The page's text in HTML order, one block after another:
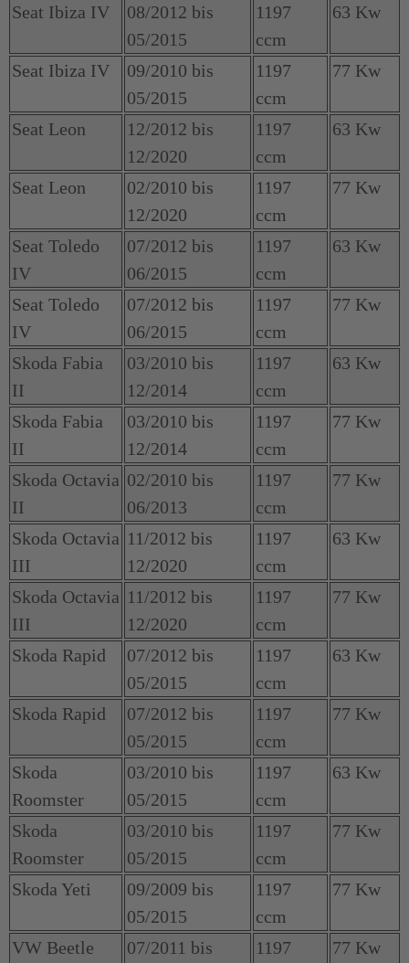
Seat Ibiza IV
08/2012 bis
05/2015
1197
ccm
63 Kw
Seat Ibiza IV
09/2010 bis
05/2015
1197
ccm
77 Kw
Seat Leon
12/2012 bis
12/2020
1197
ccm
63 Kw
Seat Leon
02/2010 bis
12/2020
1197
ccm
77 Kw
Seat Toledo
IV
07/2012 bis
06/2015
1197
ccm
63 Kw
Seat Toledo
IV
07/2012 bis
06/2015
1197
ccm
77 Kw
Skoda Fabia
II
03/2010 bis
12/2014
1197
ccm
63 Kw
Skoda Fabia
II
03/2010 bis
12/2014
1197
ccm
77 Kw
Skoda Octavia
II
02/2010 bis
06/2013
1197
ccm
77 Kw
Skoda Octavia
III
11/2012 bis
12/2020
1197
ccm
63 Kw
Skoda Octavia
III
11/2012 bis
12/2020
1197
ccm
77 Kw
Skoda Rapid
07/2012 bis
05/2015
1197
ccm
63 Kw
Skoda Rapid
07/2012 bis
05/2015
1197
ccm
77 Kw
Skoda
Roomster
03/2010 bis
05/2015
1197
ccm
63 Kw
Skoda
Roomster
03/2010 bis
05/2015
1197
ccm
77 Kw
Skoda Yeti
09/2009 bis
05/2015
1197
ccm
77 Kw
VW Beetle
07/2011 bis
1197
77 Kw